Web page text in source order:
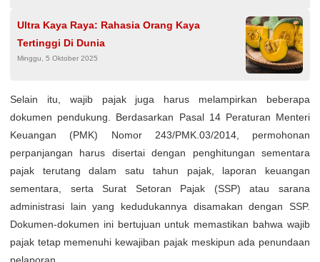
Ultra Kaya Raya: Rahasia Orang Kaya
Tertinggi Di Dunia
Minggu, 5 Oktober 2025
Selain itu, wajib pajak juga harus melampirkan beberapa
dokumen pendukung. Berdasarkan Pasal 14 Peraturan Menteri
Keuangan (PMK) Nomor 243/PMK.03/2014, permohonan
perpanjangan harus disertai dengan penghitungan sementara
pajak terutang dalam satu tahun pajak, laporan keuangan
sementara, serta Surat Setoran Pajak (SSP) atau sarana
administrasi lain yang kedudukannya disamakan dengan SSP.
Dokumen-dokumen ini bertujuan untuk memastikan bahwa wajib
pajak tetap memenuhi kewajiban pajak meskipun ada penundaan
pelaporan.